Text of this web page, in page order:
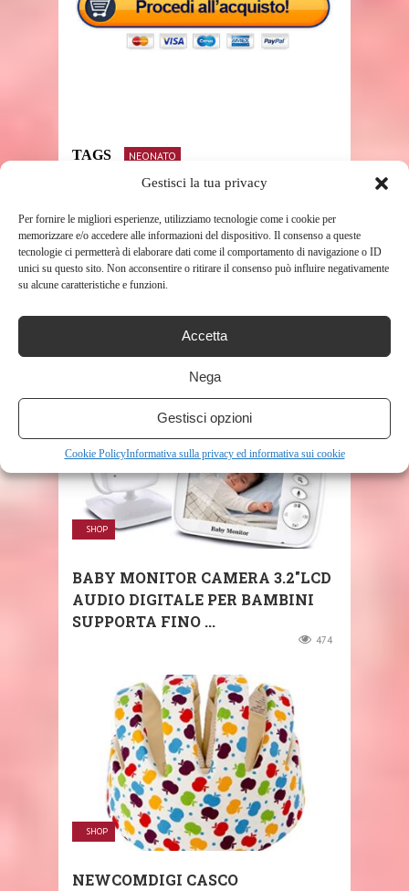
Gestisci la tua privacy
Per fornire le migliori esperienze, utilizziamo tecnologie come i cookie per
memorizzare e/o accedere alle informazioni del dispositivo. Il consenso a queste
tecnologie ci permetterà di elaborare dati come il comportamento di navigazione o ID
unici su questo sito. Non acconsentire o ritirare il consenso può influire negativamente
su alcune caratteristiche e funzioni.
Accetta
Nega
Gestisci opzioni
Cookie PolicyInformativa sulla privacy ed informativa sui cookie
TAGS NEONATO
SHARE THIS POST
RELATED POSTS
SHOP
BABY MONITOR CAMERA 3.2″LCD
AUDIO DIGITALE PER BAMBINI
SUPPORTA FINO ...
474
SHOP
NEWCOMDIGI CASCO